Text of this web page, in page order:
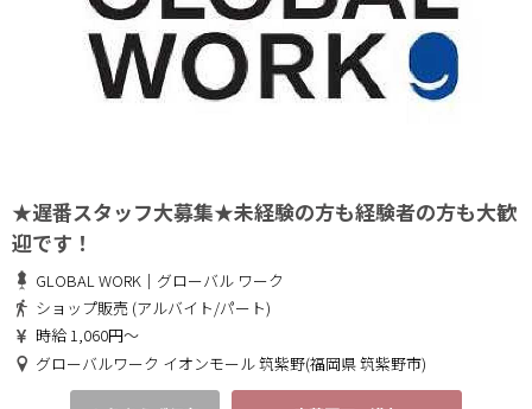
★遅番スタッフ大募集★未経験の方も経験者の方も大歓
迎です！
GLOBAL WORK｜グローバル ワーク
ショップ販売 (アルバイト/パート)
時給 1,060円～
グローバルワーク イオンモール 筑紫野(福岡県 筑紫野市)